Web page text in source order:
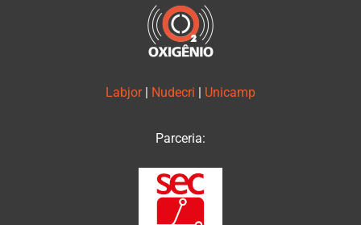
Labjor | Nudecri | Unicamp
Parceria: